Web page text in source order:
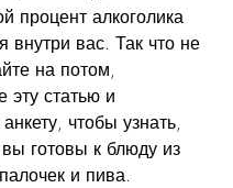
процент алкоголика
внутри вас. Так что не
на потом,
эту статью и
чтобы узнать,
вы готовы к блюду из
и пива.